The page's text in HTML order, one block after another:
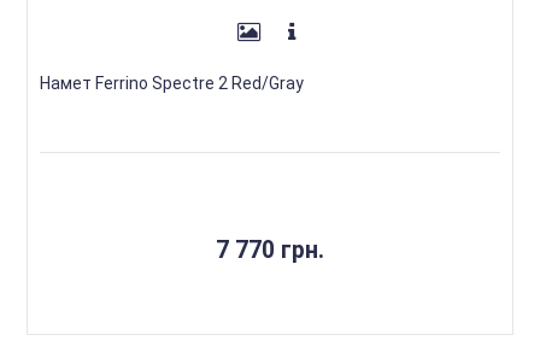
Намет Ferrino Spectre 2 Red/Gray
7 770 грн.